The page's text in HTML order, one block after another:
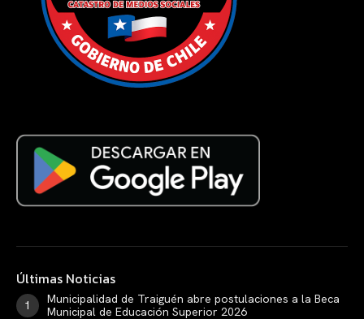
Últimas Noticias
Municipalidad de Traiguén abre postulaciones a la Beca
Municipal de Educación Superior 2026